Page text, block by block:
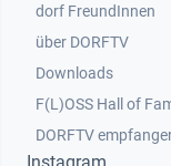
dorf FreundInnen
Footer 3
über DORFTV
Downloads
F(L)OSS Hall of
Footer 4
DORFTV